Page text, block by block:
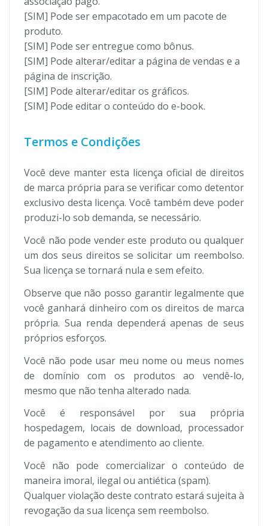
[SIM] Pode ser empacotado em um pacote de
produto.
[SIM] Pode ser entregue como bônus.
[SIM] Pode alterar/editar a página de vendas e a
página de inscrição.
[SIM] Pode alterar/editar os gráficos.
[SIM] Pode editar o conteúdo do e-book.
Termos e Condições
Você deve manter esta licença oficial de direitos
de marca própria para se verificar como detentor
exclusivo desta licença. Você também deve poder
produzi-lo sob demanda, se necessário.
Você não pode vender este produto ou qualquer
um dos seus direitos se solicitar um reembolso.
Sua licença se tornará nula e sem efeito.
Observe que não posso garantir legalmente que
você ganhará dinheiro com os direitos de marca
própria. Sua renda dependerá apenas de seus
próprios esforços.
Você não pode usar meu nome ou meus nomes
de domínio com os produtos ao vendê-lo,
mesmo que não tenha alterado nada.
Você é responsável por sua própria
hospedagem, locais de download, processador
de pagamento e atendimento ao cliente.
Você não pode comercializar o conteúdo de
maneira imoral, ilegal ou antiética (spam).
Qualquer violação deste contrato estará sujeita à
revogação da sua licença sem reembolso.